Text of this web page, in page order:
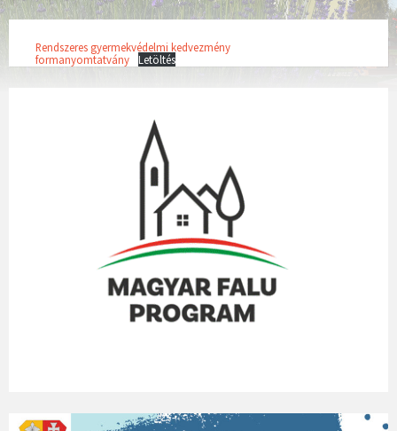
Rendszeres gyermekvédelmi kedvezmény
formanyomtatvány
Letöltés